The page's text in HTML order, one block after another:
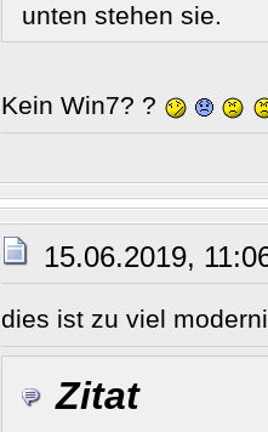
unten stehen sie.
Kein Win7? ?
15.06.2019,
dies ist zu viel
Zitat